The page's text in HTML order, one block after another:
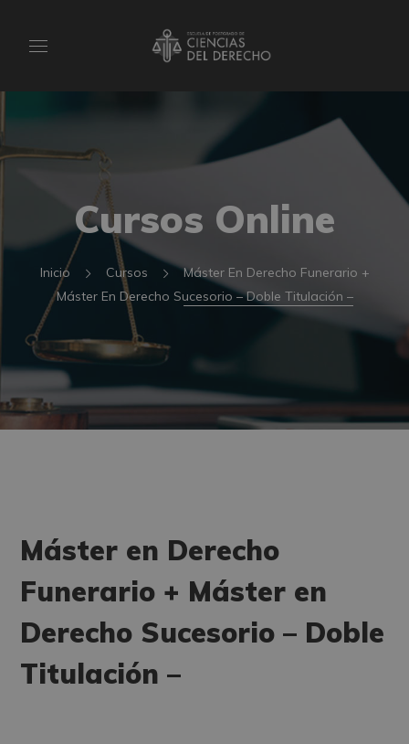
Cursos Online
Inicio Cursos
Máster En Derecho Funerario +
Máster En Derecho Sucesorio – Doble Titulación –
Máster en Derecho
Funerario + Máster en
Derecho Sucesorio – Doble
Titulación –